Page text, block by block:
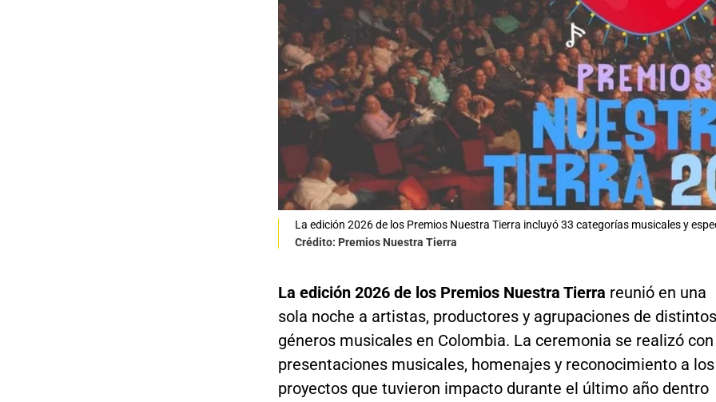
La edición 2026 de los Premios Nuestra Tierra incluyó 33 categorías musicales y
Crédito: Premios Nuestra Tierra
La edición 2026 de los Premios Nuestra Tierra reunió en una
sola noche a artistas, productores y agrupaciones de distintos
géneros musicales en Colombia. La ceremonia se realizó con
presentaciones musicales, homenajes y reconocimiento a los
proyectos que tuvieron impacto durante el último año dentro